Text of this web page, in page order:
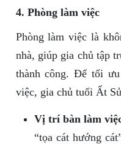
4. Phòng làm việc
Phòng làm việc là
nhà, giúp gia chủ tập
thành công. Để tối
việc, gia chủ tuổi Ất
Vị trí bàn làm
“tọa cát hướng